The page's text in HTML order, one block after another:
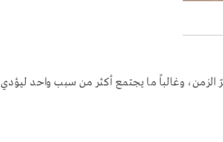
وغالباً ما يجتمع أكثر من سبب واحد ليؤدي